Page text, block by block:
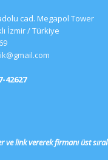
cad. Megapol Tower
İzmir / Türkiye
42627
ve link vererek firmanı üst